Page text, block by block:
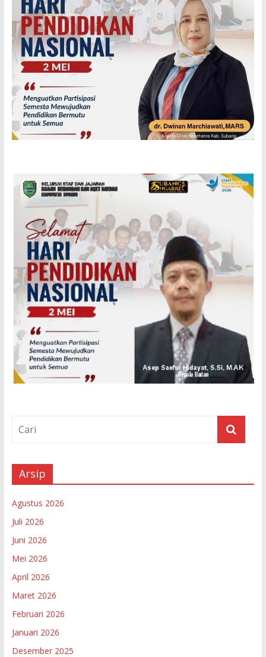
Arsip
Agustus 2026
Juli 2026
Juni 2026
Mei 2026
April 2026
Maret 2026
Februari 2026
Januari 2026
Desember 2025